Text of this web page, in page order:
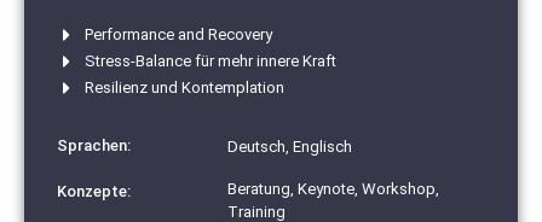
Performance and Recovery
Stress-Balance für mehr innere Kraft
Resilienz und Kontemplation
Sprachen: Deutsch, Englisch
Konzepte:
Beratung, Keynote, Workshop,
Training